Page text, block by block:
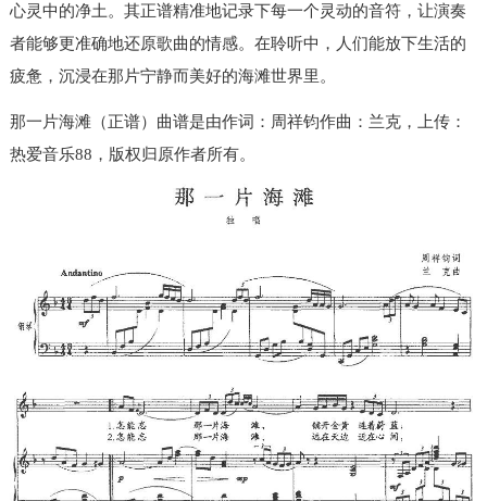
心灵中的净土。其正谱精准地记录下每一个灵动的音符，让演奏
者能够更准确地还原歌曲的情感。在聆听中，人们能放下生活的
疲惫，沉浸在那片宁静而美好的海滩世界里。
那一片海滩（正谱）曲谱是由作词：周祥钧作曲：兰克，上传：
热爱音乐88，版权归原作者所有。